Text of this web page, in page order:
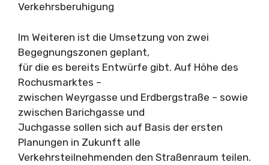
Verkehrsberuhigung
Im Weiteren ist die Umsetzung von zwei
Begegnungszonen geplant,
für die es bereits Entwürfe gibt. Auf Höhe des
Rochusmarktes –
zwischen Weyrgasse und Erdbergstraße – sowie
zwischen Barichgasse und
Juchgasse sollen sich auf Basis der ersten
Planungen in Zukunft alle
Verkehrsteilnehmenden den Straßenraum teilen.